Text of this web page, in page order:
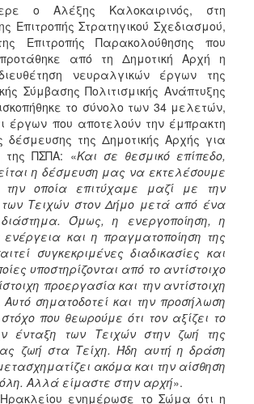
ο Αλέξης Καλοκαιρινός, στη
Επιτροπής Στρατηγικού Σχεδιασμού,
Επιτροπής Παρακολούθησης που
από τη Δημοτική Αρχή η
νευραλγικών έργων της
Σύμβασης Πολιτισμικής Ανάπτυξης
το σύνολο των 34 μελετών,
έργων που αποτελούν την έμπρακτη
δέσμευσης της Δημοτικής Αρχής για
της ΠΣΠΑ: «Και σε θεσμικό επίπεδο,
η δέσμευση μας να εκτελέσουμε
την οποία επιτύχαμε μαζί με την
Τειχών στον Δήμο μετά από ένα
Όμως, η ενεργοποίηση, η
ενέργεια και η πραγματοποίηση της
συγκεκριμένες διαδικασίες και
υποστηρίζονται από το αντίστοιχο
προεργασία και την αντίστοιχη
σηματοδοτεί και την προσήλωση
που θεωρούμε ότι τον αξίζει το
ένταξη των Τειχών στην ζωή της
ζωή στα Τείχη. Ήδη αυτή η δράση
ακόμα και την αίσθηση
Αλλά είμαστε στην αρχή».
ενημέρωσε το Σώμα ότι η